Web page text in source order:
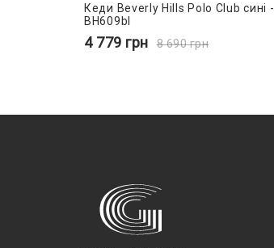
Кеди Beverly Hills Polo Club сині -
BH609bl
4 779 грн 8 690грн